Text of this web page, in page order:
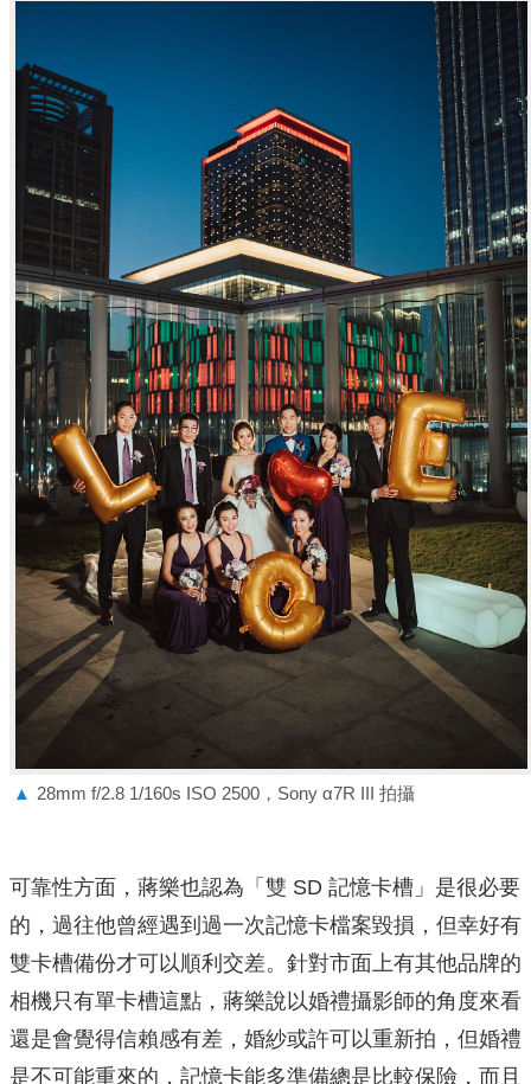
▲ 28mm f/2.8 1/160s ISO 2500，Sony α7R III 拍攝
可靠性方面，蔣樂也認為「雙 SD 記憶卡槽」是很必要
的，過往他曾經遇到過一次記憶卡檔案毀損，但幸好有
雙卡槽備份才可以順利交差。針對市面上有其他品牌的
相機只有單卡槽這點，蔣樂說以婚禮攝影師的角度來看
還是會覺得信賴感有差，婚紗或許可以重新拍，但婚禮
是不可能重來的，記憶卡能多準備總是比較保險，而且